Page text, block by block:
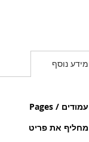
מידע נוסף
מידע
עמודים / Pages
מחליף את פריט